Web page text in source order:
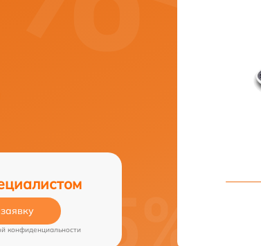
конфиденциальности